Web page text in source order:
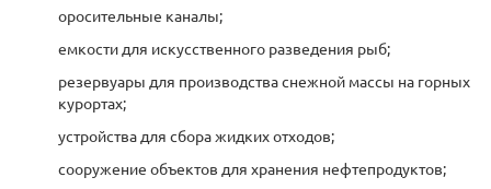
оросительные каналы;
емкости для искусственного разведения рыб;
резервуары для производства снежной массы на горных
курортах;
устройства для сбора жидких отходов;
сооружение объектов для хранения нефтепродуктов;